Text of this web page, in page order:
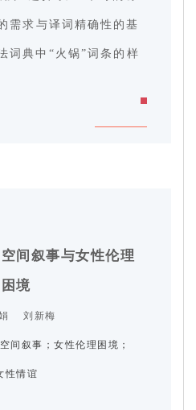
需求与译词精确性的基
词典中“火锅”词条的样
间叙事与女性伦理
困境
娟 刘新梅
间叙事；女性伦理困境；
性情谊